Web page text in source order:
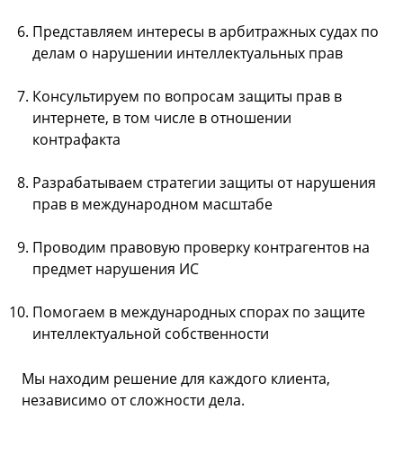
Представляем интересы в арбитражных судах по
делам о нарушении интеллектуальных прав
Консультируем по вопросам защиты прав в
интернете, в том числе в отношении
контрафакта
Разрабатываем стратегии защиты от нарушения
прав в международном масштабе
Проводим правовую проверку контрагентов на
предмет нарушения ИС
Помогаем в международных спорах по защите
интеллектуальной собственности
Мы находим решение для каждого клиента,
независимо от сложности дела.